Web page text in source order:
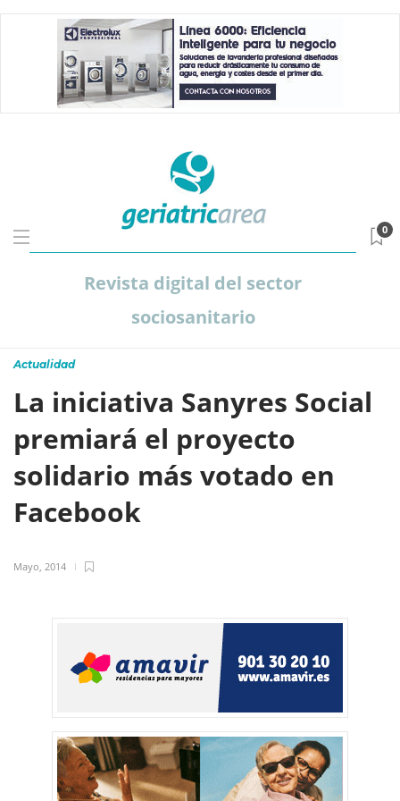
Revista digital del sector
sociosanitario
0
Actualidad
La iniciativa Sanyres Social
premiará el proyecto
solidario más votado en
Facebook
Mayo, 2014